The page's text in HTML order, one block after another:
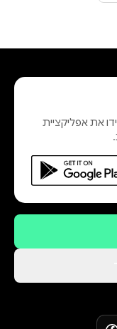
את אפליקציית